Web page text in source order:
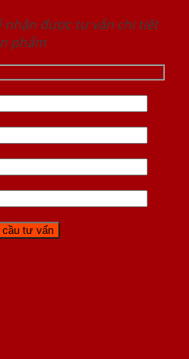
nhận được tư vấn chi tiết
phẩm